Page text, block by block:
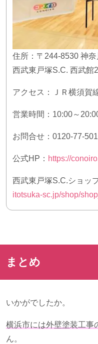
住所：〒 244-8530 神
西武東戸塚S.C. 西武館2
アクセス：ＪＲ横須賀
営業時間： 10:00～
お問合せ： 0120-77-
公式HP ： https://
西武東戸塚S.C.ショッ
itotsuka-sc.jp/shop/
まとめ
いかがでしたか。
横浜市には外壁塗装工事
ん。